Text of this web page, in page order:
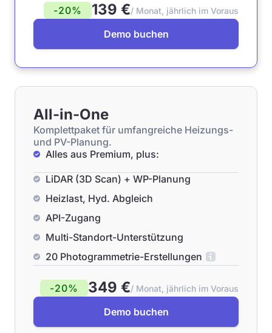
-20% 139 €/ Monat, jährlich im Voraus
Demo buchen
All-in-One
Komplettpaket für umfangreiche Heizungs-
und PV-Planung.
Alles aus Premium, plus:
LiDAR (3D Scan) + WP-Planung
Heizlast, Hyd. Abgleich
API-Zugang
Multi-Standort-Unterstützung
20 Photogrammetrie-Erstellungen
-20% 349 €/ Monat, jährlich im Voraus
Demo buchen